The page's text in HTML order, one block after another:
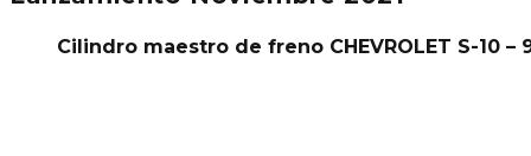
Cilindro maestro de freno CHEVROLET S-10 –